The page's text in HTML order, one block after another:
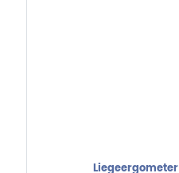
Liegeergometer